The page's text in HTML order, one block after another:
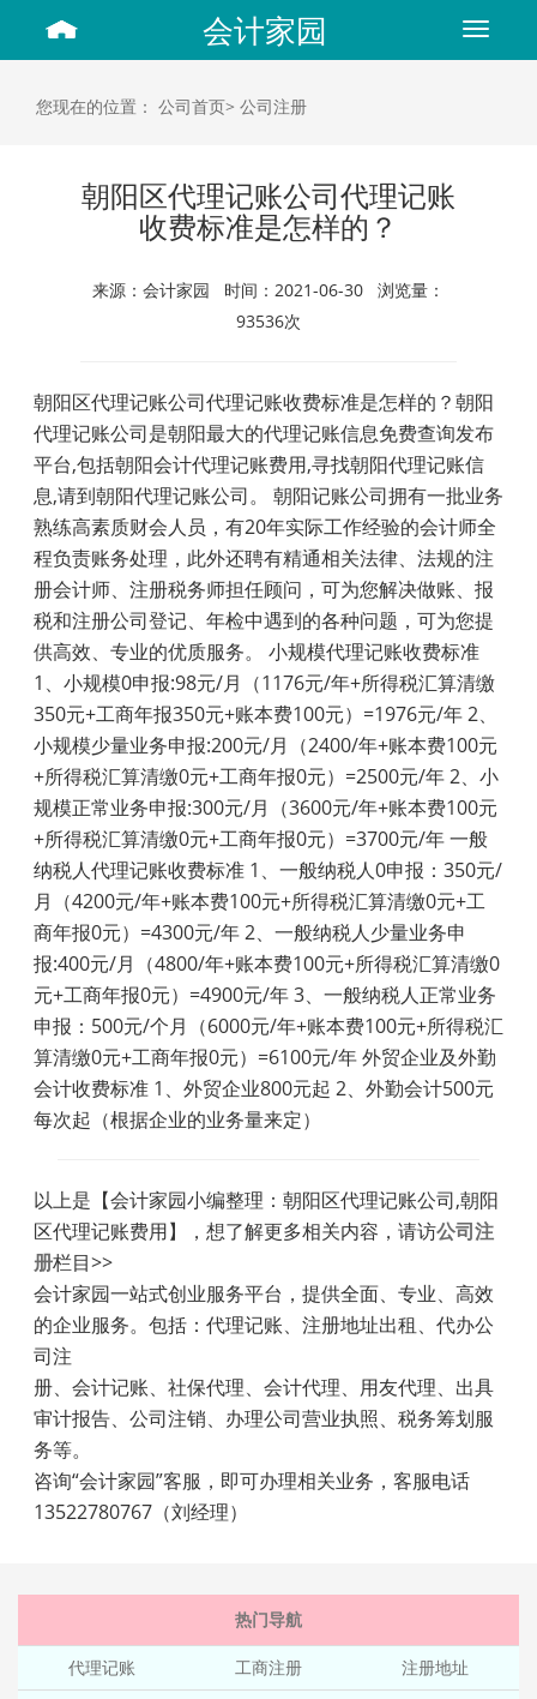
Toggle
会计家园
您现在的位置： 公司首页> 公司注册
朝阳区代理记账公司代理记账
收费标准是怎样的？
来源：会计家园 时间：2021-06-30 浏览量：
93536次
朝阳区代理记账公司代理记账收费标准是怎样的？朝阳
代理记账公司是朝阳最大的代理记账信息免费查询发布
平台,包括朝阳会计代理记账费用,寻找朝阳代理记账信
息,请到朝阳代理记账公司。 朝阳记账公司拥有一批业务
熟练高素质财会人员，有20年实际工作经验的会计师全
程负责账务处理，此外还聘有精通相关法律、法规的注
册会计师、注册税务师担任顾问，可为您解决做账、报
税和注册公司登记、年检中遇到的各种问题，可为您提
供高效、专业的优质服务。 小规模代理记账收费标准
1、小规模0申报:98元/月（1176元/年+所得税汇算清缴
350元+工商年报350元+账本费100元）=1976元/年 2、
小规模少量业务申报:200元/月（2400/年+账本费100元
+所得税汇算清缴0元+工商年报0元）=2500元/年 2、小
规模正常业务申报:300元/月（3600元/年+账本费100元
+所得税汇算清缴0元+工商年报0元）=3700元/年 一般
纳税人代理记账收费标准 1、一般纳税人0申报：350元/
月（4200元/年+账本费100元+所得税汇算清缴0元+工
商年报0元）=4300元/年 2、一般纳税人少量业务申
报:400元/月（4800/年+账本费100元+所得税汇算清缴0
元+工商年报0元）=4900元/年 3、一般纳税人正常业务
申报：500元/个月（6000元/年+账本费100元+所得税汇
算清缴0元+工商年报0元）=6100元/年 外贸企业及外勤
会计收费标准 1、外贸企业800元起 2、外勤会计500元
每次起（根据企业的业务量来定）
以上是【会计家园小编整理：朝阳区代理记账公司,朝阳
区代理记账费用】，想了解更多相关内容，请访公司注
册栏目>>
会计家园一站式创业服务平台，提供全面、专业、高效
的企业服务。包括：代理记账、注册地址出租、代办公
司注
册、会计记账、社保代理、会计代理、用友代理、出具
审计报告、公司注销、办理公司营业执照、税务筹划服
务等。
咨询“会计家园”客服，即可办理相关业务，客服电话
13522780767（刘经理）
热门导航
代理记账 工商注册
注册地址